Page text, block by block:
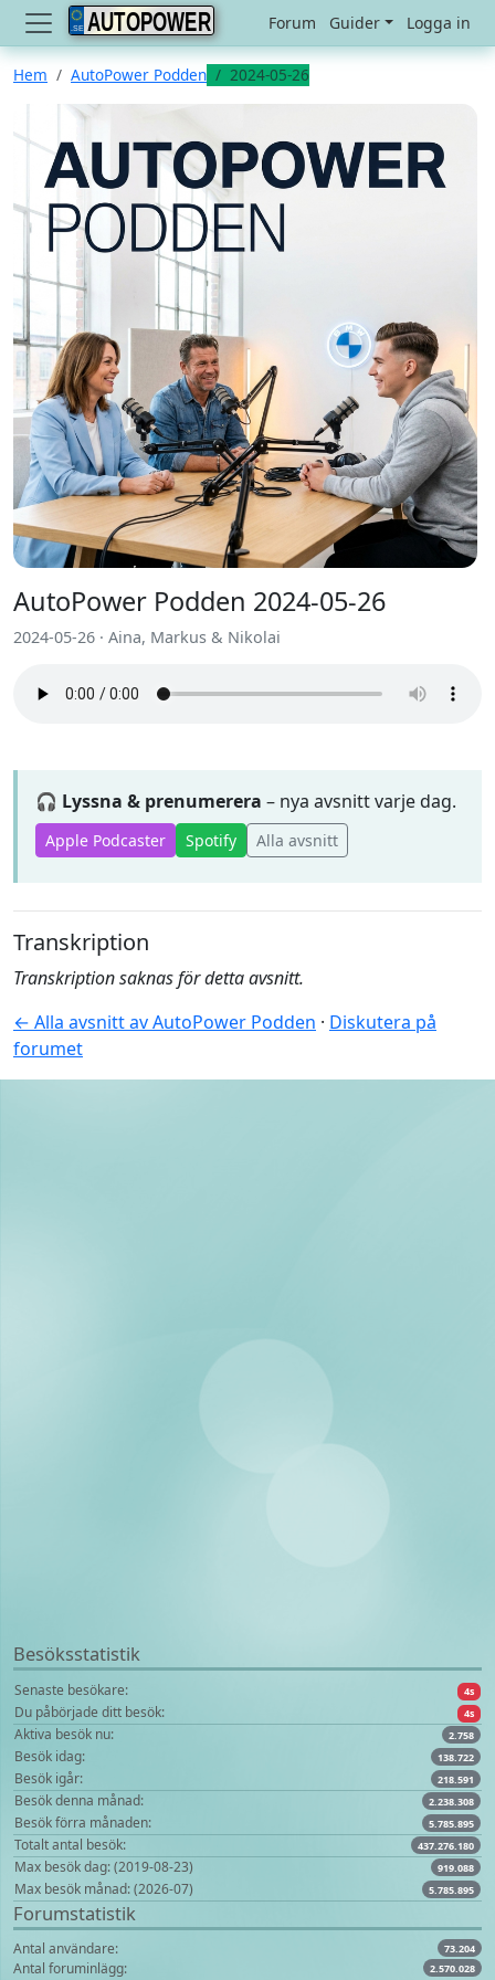
AUTOPOWER Forum Guider Logga in
Hem AutoPower Podden 2024-05-26
AutoPower Podden 2024-05-26
2024-05-26 · Aina, Markus & Nikolai
🎧 Lyssna & prenumerera – nya avsnitt varje dag.
Apple Podcaster Spotify Alla avsnitt
Transkription
Transkription saknas för detta avsnitt.
← Alla avsnitt av AutoPower Podden · Diskutera på
forumet
Besöksstatistik
Senaste besökare: 4s
Du påbörjade ditt besök: 4s
Aktiva besök nu: 2.758
Besök idag: 138.722
Besök igår: 218.591
Besök denna månad: 2.238.308
Besök förra månaden: 5.785.895
Totalt antal besök: 437.276.180
Max besök dag: (2019-08-23) 919.088
Max besök månad: (2026-07) 5.785.895
Forumstatistik
Antal användare: 73.204
Antal foruminlägg: 2.570.028